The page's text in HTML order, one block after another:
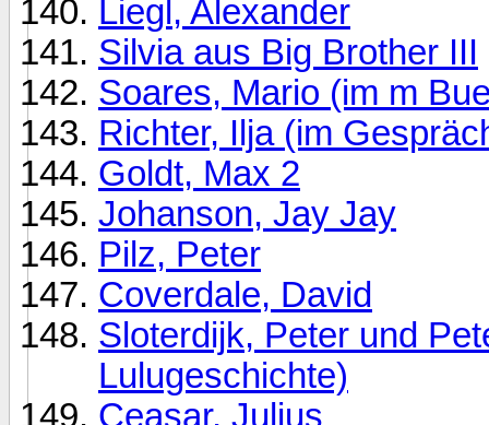
Liegl, Alexander
Silvia aus Big Brother III
Soares, Mario (im m
Richter, Ilja (im
Goldt, Max 2
Johanson, Jay Jay
Pilz, Peter
Coverdale, David
Sloterdijk, Peter und
Lulugeschichte)
Ceasar, Julius